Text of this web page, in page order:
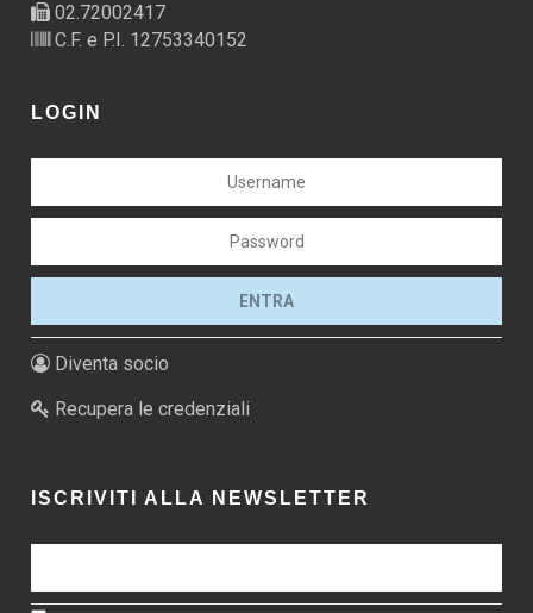
02.72002417
C.F. e P.I. 12753340152
LOGIN
Diventa socio
Recupera le credenziali
ISCRIVITI ALLA NEWSLETTER